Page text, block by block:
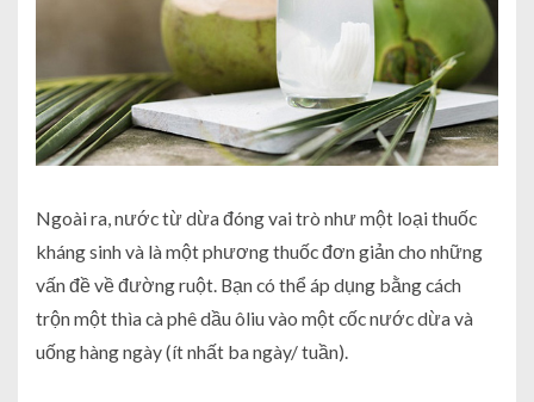
Ngoài ra, nước từ dừa đóng vai trò như một loại thuốc
kháng sinh và là một phương thuốc đơn giản cho những
vấn đề về đường ruột. Bạn có thể áp dụng bằng cách
trộn một thìa cà phê dầu ôliu vào một cốc nước dừa và
uống hàng ngày (ít nhất ba ngày/ tuần).